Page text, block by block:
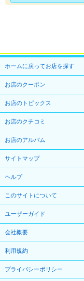
ホームに戻ってお店を探す
お店のクーポン
お店のトピックス
お店のクチコミ
お店のアルバム
サイトマップ
ヘルプ
このサイトについて
ユーザーガイド
会社概要
利用規約
プライバシーポリシー